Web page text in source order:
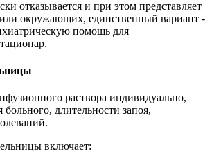
отказывается и при этом представляет
или окружающих, единственный вариант -
помощь для
раствора индивидуально,
больного, длительности запоя,
включает: